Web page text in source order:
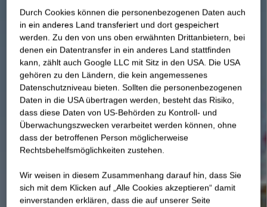
Durch Cookies können die personenbezogenen Daten auch
in ein anderes Land transferiert und dort gespeichert
werden. Zu den von uns oben erwähnten Drittanbietern, bei
denen ein Datentransfer in ein anderes Land stattfinden
kann, zählt auch Google LLC mit Sitz in den USA. Die USA
gehören zu den Ländern, die kein angemessenes
Datenschutzniveau bieten. Sollten die personenbezogenen
Daten in die USA übertragen werden, besteht das Risiko,
dass diese Daten von US-Behörden zu Kontroll- und
Überwachungszwecken verarbeitet werden können, ohne
dass der betroffenen Person möglicherweise
Rechtsbehelfsmöglichkeiten zustehen.
Wir weisen in diesem Zusammenhang darauf hin, dass Sie
sich mit dem Klicken auf „Alle Cookies akzeptieren“ damit
ein­ver­standen erklären, dass die auf unserer Seite